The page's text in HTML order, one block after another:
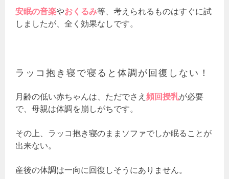
安眠の音楽やおくるみ等、考えられるものはすぐに試
しましたが、全く効果なしです。
ラッコ抱き寝で寝ると体調が回復しない！
月齢の低い赤ちゃんは、ただでさえ頻回授乳が必要
で、母親は体調を崩しがちです。
その上、ラッコ抱き寝のままソファでしか眠ることが
出来ない。
産後の体調は一向に回復しそうにありません。